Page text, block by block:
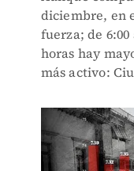
diciembre, en
fuerza; de 6:00
horas hay
más activo: